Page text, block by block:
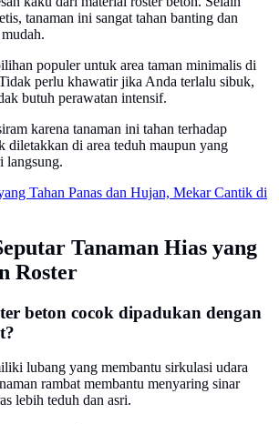
tanaman ini sangat tahan banting dan
populer untuk area taman minimalis di
perlu khawatir jika Anda terlalu sibuk,
butuh perawatan intensif.
karena tanaman ini tahan terhadap
diletakkan di area teduh maupun yang
langsung.
Tahan Panas dan Hujan, Mekar Cantik di
Tanaman Hias yang
Roster
beton cocok dipadukan dengan
lubang yang membantu sirkulasi udara
rambat membantu menyaring sinar
lebih teduh dan asri.